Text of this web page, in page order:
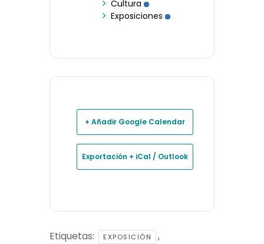
Cultura
Exposiciones
+ Añadir Google Calendar
Exportación + iCal / Outlook
Etiquetas: EXPOSICIÓN ,